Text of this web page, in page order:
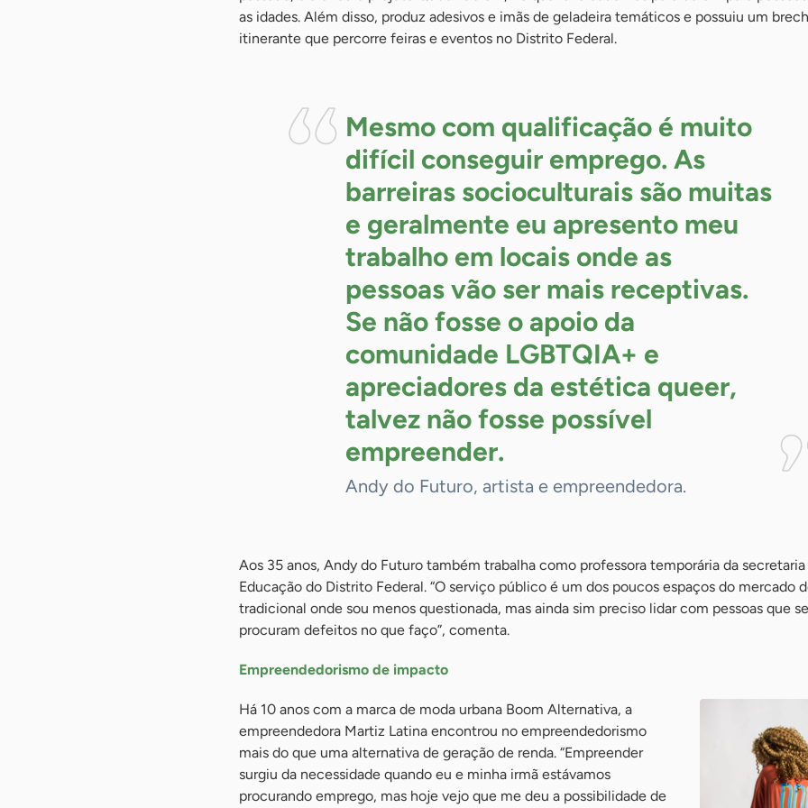
as idades. Além disso, produz adesivos e imãs de geladeira temáticos e possuiu um
itinerante que percorre feiras e eventos no Distrito Federal.
Mesmo com qualificação é muito
difícil conseguir emprego. As
barreiras socioculturais são muitas
e geralmente eu apresento meu
trabalho em locais onde as
pessoas vão ser mais receptivas.
Se não fosse o apoio da
comunidade LGBTQIA+ e
apreciadores da estética queer,
talvez não fosse possível
empreender.
Andy do Futuro, artista e empreendedora.
Aos 35 anos, Andy do Futuro também trabalha como professora temporária da
Educação do Distrito Federal. “O serviço público é um dos poucos espaços do mercado
tradicional onde sou menos questionada, mas ainda sim preciso lidar com pessoas que
procuram defeitos no que faço”, comenta.
Empreendedorismo de impacto
Há 10 anos com a marca de moda urbana Boom Alternativa, a
empreendedora Martiz Latina encontrou no empreendedorismo
mais do que uma alternativa de geração de renda. “Empreender
surgiu da necessidade quando eu e minha irmã estávamos
procurando emprego, mas hoje vejo que me deu a possibilidade de